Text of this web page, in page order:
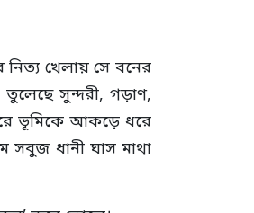
খেলায় সে বনের
সুন্দরী, গড়াণ,
ভূমিকে আকড়ে ধরে
সবুজ ধানী ঘাস মাথা